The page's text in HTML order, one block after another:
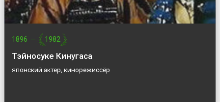
1896 — 1982
Тэйносуке Кинугаса
японский актер, кинорежиссёр